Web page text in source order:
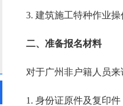
3. 建筑施工特种作业
二、准备报名材料
对于广州非户籍人员
1. 身份证原件及复印件